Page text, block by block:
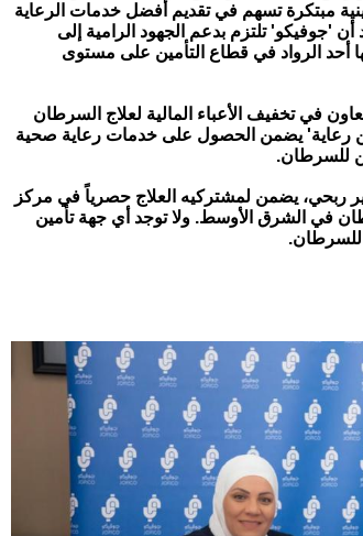
مبتكرة تسهم في تقديم أفضل خدمات الرعاية
'جوفيكو' تلتزم بدعم الجهود الرامية إلى
أحد الرواد في قطاع التأمين على مستوى
في تخفيف الأعباء المالية لعلاج السرطان
رعاية' يضمن الحصول على خدمات رعاية صحية
للسرطان.
ربحي، يضمن لمشتركيه العلاج حصرياً في مركز
في الشرق الأوسط. ولا توجد أي جهة تأمين
للسرطان.